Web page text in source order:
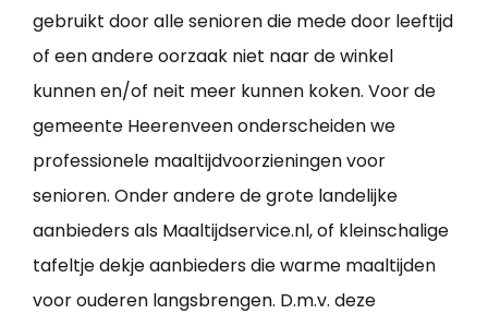
gebruikt door alle senioren die mede door leeftijd
of een andere oorzaak niet naar de winkel
kunnen en/of neit meer kunnen koken. Voor de
gemeente Heerenveen onderscheiden we
professionele maaltijdvoorzieningen voor
senioren. Onder andere de grote landelijke
aanbieders als Maaltijdservice.nl, of kleinschalige
tafeltje dekje aanbieders die warme maaltijden
voor ouderen langsbrengen. D.m.v. deze